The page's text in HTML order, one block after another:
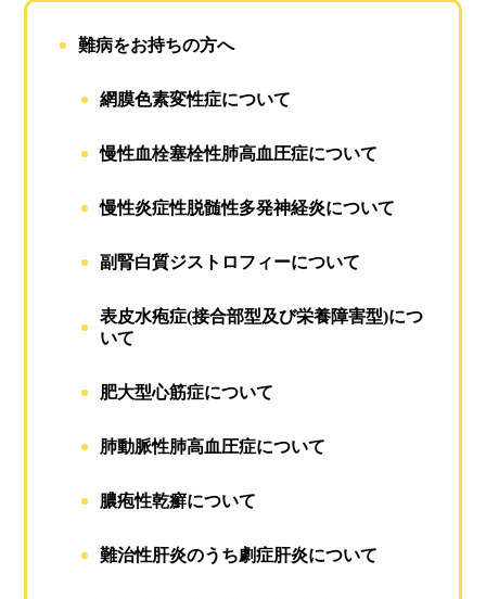
難病をお持ちの方へ
網膜色素変性症について
慢性血栓塞栓性肺高血圧症について
慢性炎症性脱髄性多発神経炎について
副腎白質ジストロフィーについて
表皮水疱症(接合部型及び栄養障害型)につ
いて
肥大型心筋症について
肺動脈性肺高血圧症について
膿疱性乾癬について
難治性肝炎のうち劇症肝炎について